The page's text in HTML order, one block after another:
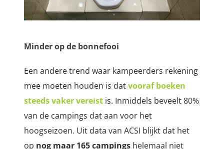
Minder op de bonnefooi
Een andere trend waar kampeerders rekening
mee moeten houden is datvooraf boeken
steeds vaker vereist is. Inmiddels beveelt 80%
van de campings dat aan voor het
hoogseizoen. Uit data van ACSI blijkt dat het
op nog maar 165 campings helemaal niet